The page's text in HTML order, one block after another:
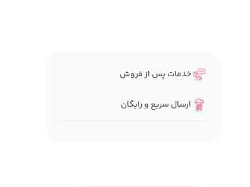
خدمات پس از فروش
ارسال سریع و رایگان